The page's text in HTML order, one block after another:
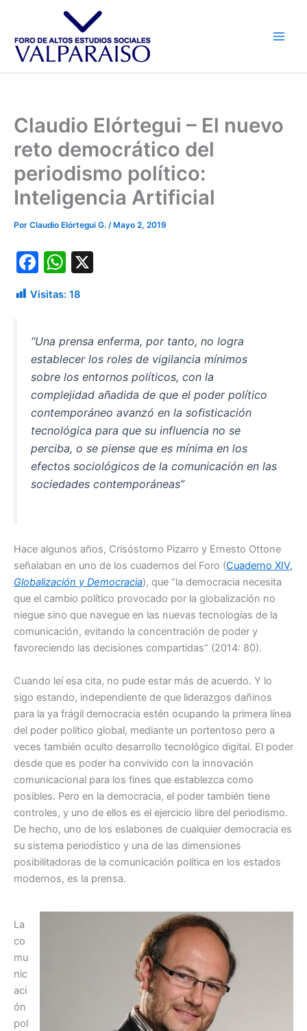
contenido
Claudio Elórtegui – El nuevo
reto democrático del
periodismo político:
Inteligencia Artificial
Por Claudio Elórtegui G. / Mayo 2, 2019
F
a
c
b
o
o
k
W
h
at
A
p
p
Visitas: 18
“Una prensa enferma, por tanto, no logra
establecer los roles de vigilancia mínimos
sobre los entornos políticos, con la
complejidad añadida de que el poder político
contemporáneo avanzó en la sofisticación
tecnológica para que su influencia no se
perciba, o se piense que es mínima en los
efectos sociológicos de la comunicación en las
sociedades contemporáneas”
Hace algunos años, Crisóstomo Pizarro y Ernesto Ottone
señalaban en uno de los cuadernos del Foro (Cuaderno XIV,
Globalización y Democracia), que “la democracia necesita
que el cambio político provocado por la globalización no
niegue sino que navegue en las nuevas tecnologías de la
comunicación, evitando la concentración de poder y
favoreciendo las decisiones compartidas” (2014: 80).
Cuando leí esa cita, no pude estar más de acuerdo. Y lo
sigo estando, independiente de que liderazgos dañinos
para la ya frágil democracia estén ocupando la primera línea
del poder político global, mediante un portentoso pero a
veces también oculto desarrollo tecnológico digital. El poder
desde que es poder ha convivido con la innovación
comunicacional para los fines que establezca como
posibles. Pero en la democracia, el poder también tiene
controles, y uno de ellos es el ejercicio libre del periodismo.
De hecho, uno de los eslabones de cualquier democracia es
su sistema periodístico y una de las dimensiones
posibilitadoras de la comunicación política en los estados
modernos, es la prensa.
La
co
mu
nic
aci
ón
pol